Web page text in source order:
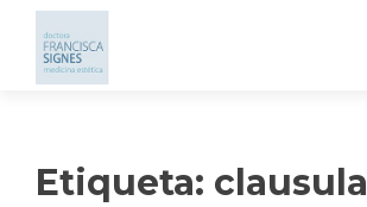
Etiqueta: clausula